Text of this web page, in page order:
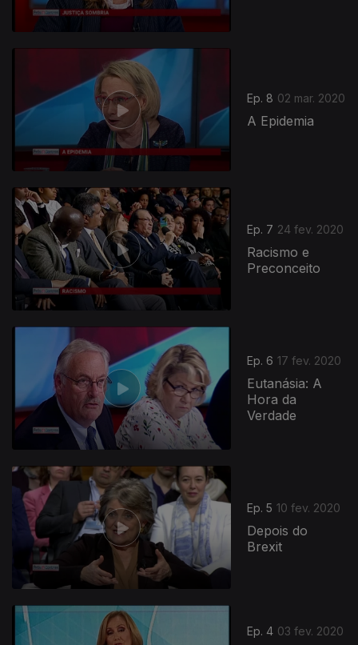
Ep. 8 02 mar. 2020
A Epidemia
Ep. 7 24 fev. 2020
Racismo e
Preconceito
Ep. 6 17 fev. 2020
Eutanásia: A
Hora da
Verdade
Ep. 5 10 fev. 2020
Depois do
Brexit
Ep. 4 03 fev. 2020
454086